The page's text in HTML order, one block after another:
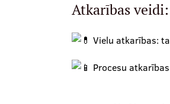
Atkarības veidi:
Vielu atkarības:
Procesu